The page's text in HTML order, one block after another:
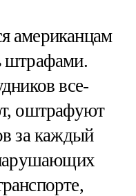
американцам
штрафами.
все-
оштрафуют
за каждый